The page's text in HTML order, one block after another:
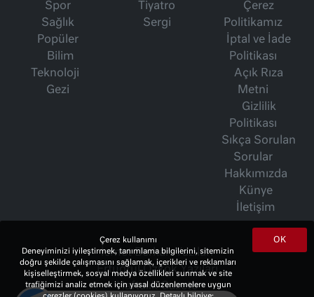
Spor
Sağlık
Popüler
Bilim
Teknoloji
Gezi
Tiyatro
Sergi
Çerez
Politikamız
İptal ve İade
Politikası
Açık Rıza
Metni
Gizlilik
Politikası
Sıkça Sorulan
Sorular
Hakkımızda
Künye
İletişim
İsmet Berkan Yazıları
Ertuğrul Özkök Yazıları
Haftalık Gazete
OK
Çerez kullanımı
Deneyiminizi iyileştirmek, tanımlama bilgilerini, sitemizin
doğru şekilde çalışmasını sağlamak, içerikleri ve reklamları
kişiselleştirmek, sosyal medya özellikleri sunmak ve site
trafiğimizi analiz etmek için yasal düzenlemelere uygun